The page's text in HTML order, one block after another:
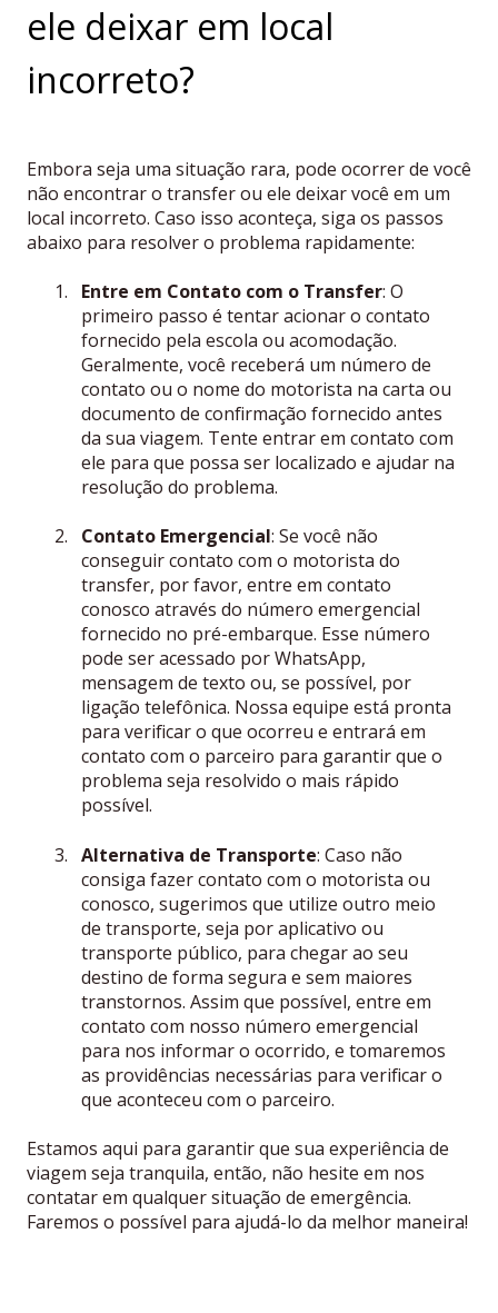
ele deixar em local
incorreto?
Embora seja uma situação rara, pode ocorrer de você
não encontrar o transfer ou ele deixar você em um
local incorreto. Caso isso aconteça, siga os passos
abaixo para resolver o problema rapidamente:
Entre em Contato com o Transfer: O
primeiro passo é tentar acionar o contato
fornecido pela escola ou acomodação.
Geralmente, você receberá um número de
contato ou o nome do motorista na carta ou
documento de confirmação fornecido antes
da sua viagem. Tente entrar em contato com
ele para que possa ser localizado e ajudar na
resolução do problema.
Contato Emergencial: Se você não
conseguir contato com o motorista do
transfer, por favor, entre em contato
conosco através do número emergencial
fornecido no pré-embarque. Esse número
pode ser acessado por WhatsApp,
mensagem de texto ou, se possível, por
ligação telefônica. Nossa equipe está pronta
para verificar o que ocorreu e entrará em
contato com o parceiro para garantir que o
problema seja resolvido o mais rápido
possível.
Alternativa de Transporte: Caso não
consiga fazer contato com o motorista ou
conosco, sugerimos que utilize outro meio
de transporte, seja por aplicativo ou
transporte público, para chegar ao seu
destino de forma segura e sem maiores
transtornos. Assim que possível, entre em
contato com nosso número emergencial
para nos informar o ocorrido, e tomaremos
as providências necessárias para verificar o
que aconteceu com o parceiro.
Estamos aqui para garantir que sua experiência de
viagem seja tranquila, então, não hesite em nos
contatar em qualquer situação de emergência.
Faremos o possível para ajudá-lo da melhor maneira!